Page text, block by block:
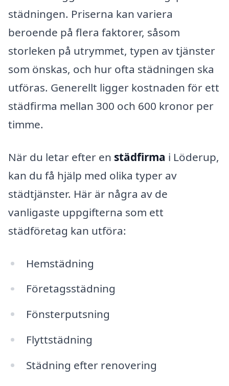
städningen. Priserna kan variera
beroende på flera faktorer, såsom
storleken på utrymmet, typen av tjänster
som önskas, och hur ofta städningen ska
utföras. Generellt ligger kostnaden för ett
städfirma mellan 300 och 600 kronor per
timme.
När du letar efter en städfirma i Löderup,
kan du få hjälp med olika typer av
städtjänster. Här är några av de
vanligaste uppgifterna som ett
städföretag kan utföra:
Hemstädning
Företagsstädning
Fönsterputsning
Flyttstädning
Städning efter renovering